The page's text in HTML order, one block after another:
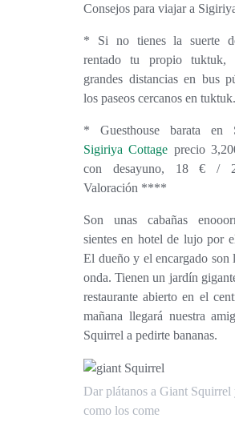
Consejos para viajar a
* Si no tienes la suerte
rentado tu propio tuktuk,
grandes distancias en bus
los paseos cercanos en tuktuk.
* Guesthouse barata en
Sigiriya Cottage precio
con desayuno, 18 € /
Valoración ****
Son unas cabañas enooormes, te
sientes en hotel de lujo por
El dueño y el encargado son
onda. Tienen un jardín
restaurante abierto en el
mañana llegará nuestra
Squirrel a pedirte bananas.
Dar plátanos a Giant Squirrel y ver
como los come